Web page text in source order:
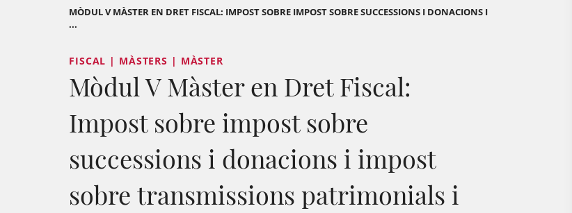
MÒDUL V MÀSTER EN DRET FISCAL: IMPOST SOBRE IMPOST SOBRE SUCCESSIONS I DONACIONS I
...
FISCAL | MÀSTERS | MÀSTER
Mòdul V Màster en Dret Fiscal:
Impost sobre impost sobre
successions i donacions i impost
sobre transmissions patrimonials i